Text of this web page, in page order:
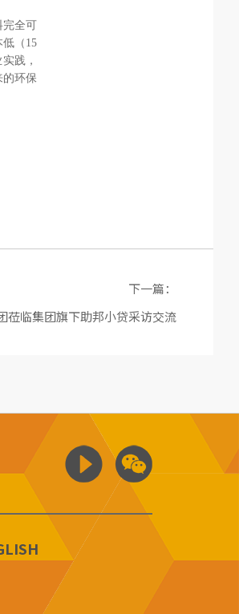
全可
（15
践，
的环保
下一篇：
莅临集团旗下助邦小贷采访交流